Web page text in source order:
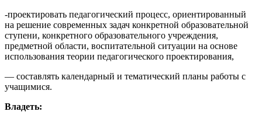
-проектировать педагогический процесс, ориентированный
на решение современных задач конкретной образовательной
ступени, конкретного образовательного учреждения,
предметной области, воспитательной ситуации на основе
использования теории педагогического проектирования,
— составлять календарный и тематический планы работы с
учащимися.
Владеть: